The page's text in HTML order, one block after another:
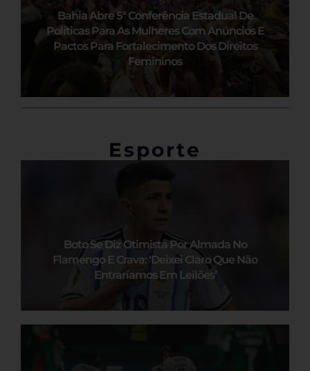
Bahia Abre 5ª Conferência Estadual De
Políticas Para As Mulheres Com Anúncios E
Pactos Para Fortalecimento Dos Direitos
Femininos
Esporte
Boto Se Diz Otimista Por Almada No
Flamengo E Crava: ‘Deixei Claro Que Não
Entraríamos Em Leilões’